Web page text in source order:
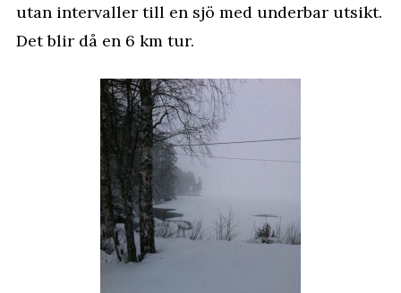
utan intervaller till en sjö med underbar utsikt.
Det blir då en 6 km tur.